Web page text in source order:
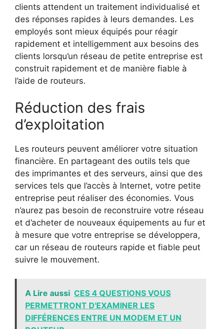
clients attendent un traitement individualisé et
des réponses rapides à leurs demandes. Les
employés sont mieux équipés pour réagir
rapidement et intelligemment aux besoins des
clients lorsqu’un réseau de petite entreprise est
construit rapidement et de manière fiable à
l’aide de routeurs.
Réduction des frais
d’exploitation
Les routeurs peuvent améliorer votre situation
financière. En partageant des outils tels que
des imprimantes et des serveurs, ainsi que des
services tels que l’accès à Internet, votre petite
entreprise peut réaliser des économies. Vous
n’aurez pas besoin de reconstruire votre réseau
et d’acheter de nouveaux équipements au fur et
à mesure que votre entreprise se développera,
car un réseau de routeurs rapide et fiable peut
suivre le mouvement.
A Lire aussi CES 4 QUESTIONS VOUS
PERMETTRONT D'EXAMINER LES
DIFFÉRENCES ENTRE UN MODEM ET UN